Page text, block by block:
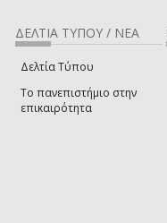
ΔΕΛΤΙΑ ΤΥΠΟΥ / ΝΕΑ
Δελτία Τύπου
Το πανεπιστήμιο στην
επικαιρότητα